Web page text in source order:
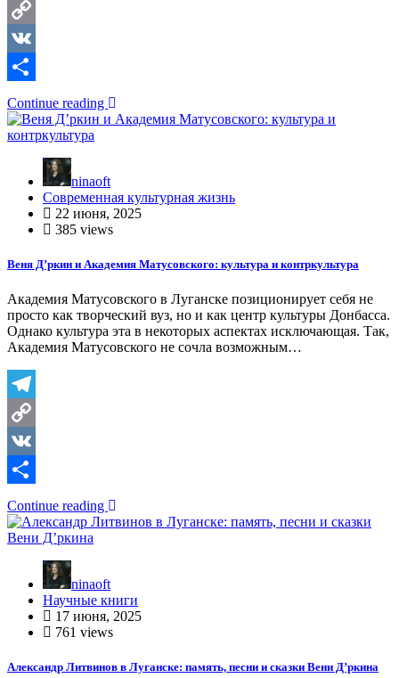
Telegram
Copy
Link
VK
Отправить
Continue reading
ninaoft
Современная культурная жизнь
22 июня, 2025
385 views
Веня Д’ркин и Академия Матусовского: культура и контркультура
Академия Матусовского в Луганске позиционирует себя не
просто как творческий вуз, но и как центр культуры Донбасса.
Однако культура эта в некоторых аспектах исключающая. Так,
Академия Матусовского не сочла возможным…
Telegram
Copy
Link
VK
Отправить
Continue reading
ninaoft
Научные книги
17 июня, 2025
761 views
Александр Литвинов в Луганске: память, песни и сказки Вени Д’ркина